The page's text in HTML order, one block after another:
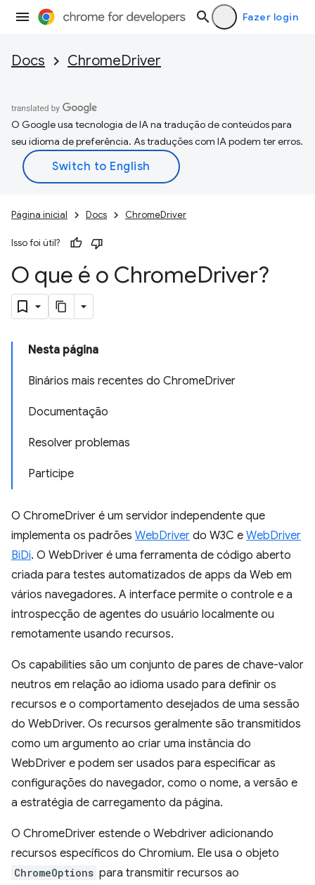
Fazer login
Docs ChromeDriver
O Google usa tecnologia de IA na tradução de conteúdos para
seu idioma de preferência. As traduções com IA podem ter erros.
Página inicial Docs ChromeDriver
Isso foi útil?
O que é o ChromeDriver?
Nesta página
Binários mais recentes do ChromeDriver
Documentação
Resolver problemas
Participe
O ChromeDriver é um servidor independente que
implementa os padrões WebDriver do W3C e WebDriver
BiDi. O WebDriver é uma ferramenta de código aberto
criada para testes automatizados de apps da Web em
vários navegadores. A interface permite o controle e a
introspecção de agentes do usuário localmente ou
remotamente usando recursos.
Os capabilities são um conjunto de pares de chave-valor
neutros em relação ao idioma usado para definir os
recursos e o comportamento desejados de uma sessão
do WebDriver. Os recursos geralmente são transmitidos
como um argumento ao criar uma instância do
WebDriver e podem ser usados para especificar as
configurações do navegador, como o nome, a versão e
a estratégia de carregamento da página.
O ChromeDriver estende o Webdriver adicionando
recursos específicos do Chromium. Ele usa o objeto
ChromeOptions para transmitir recursos ao